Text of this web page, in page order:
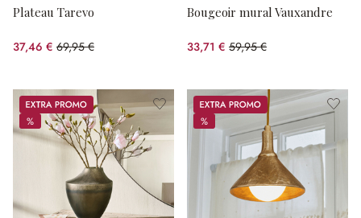
Plateau Tarevo
37,46 € 69,95 €
(46.45%spared)
Bougeoir mural Vauxandre
33,71 € 59,95 €
(43.77%spared)
Promos
%
%
Promos
%
%